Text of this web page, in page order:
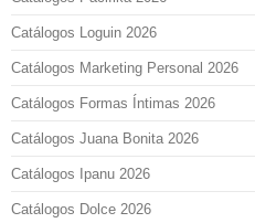
Catálogos Loguin 2026
Catálogos Marketing Personal 2026
Catálogos Formas Íntimas 2026
Catálogos Juana Bonita 2026
Catálogos Ipanu 2026
Catálogos Dolce 2026